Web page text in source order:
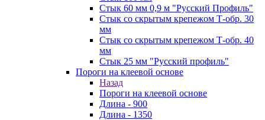
Стык 60 мм 0,9 м "Русский Профиль"
Стык со скрытым крепежом Т-обр. 30
мм
Стык со скрытым крепежом Т-обр. 40
мм
Стык 25 мм "Русский профиль"
Пороги на клеевой основе
Назад
Пороги на клеевой основе
Длина - 900
Длина - 1350